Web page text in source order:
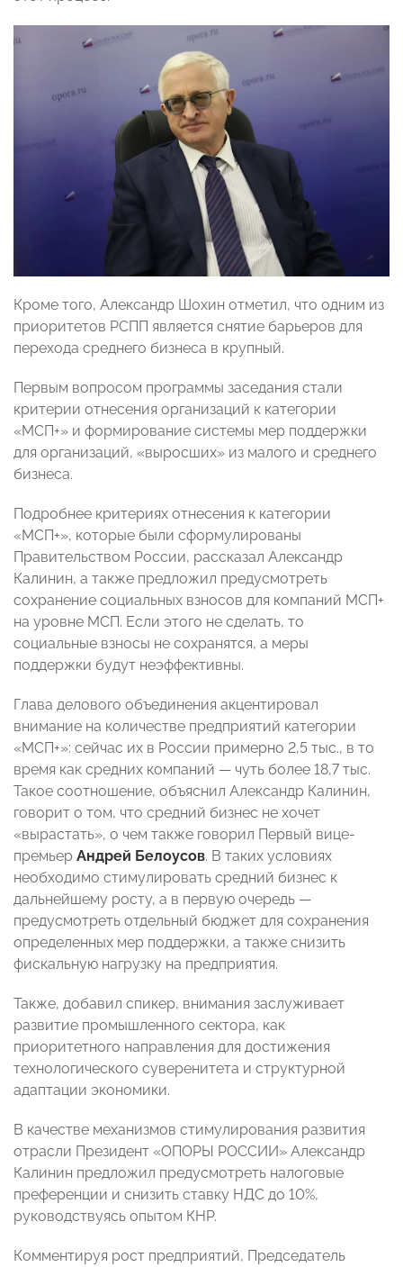
Кроме того, Александр Шохин отметил, что одним из
приоритетов РСПП является снятие барьеров для
перехода среднего бизнеса в крупный.
Первым вопросом программы заседания стали
критерии отнесения организаций к категории
«МСП+» и формирование системы мер поддержки
для организаций, «выросших» из малого и среднего
бизнеса.
Подробнее критериях отнесения к категории
«МСП+», которые были сформулированы
Правительством России, рассказал Александр
Калинин, а также предложил предусмотреть
сохранение социальных взносов для компаний МСП+
на уровне МСП. Если этого не сделать, то
социальные взносы не сохранятся, а меры
поддержки будут неэффективны.
Глава делового объединения акцентировал
внимание на количестве предприятий категории
«МСП+»: сейчас их в России примерно 2,5 тыс., в то
время как средних компаний — чуть более 18,7 тыс.
Такое соотношение, объяснил Александр Калинин,
говорит о том, что средний бизнес не хочет
«вырастать», о чем также говорил Первый вице-
премьер Андрей Белоусов. В таких условиях
необходимо стимулировать средний бизнес к
дальнейшему росту, а в первую очередь —
предусмотреть отдельный бюджет для сохранения
определенных мер поддержки, а также снизить
фискальную нагрузку на предприятия.
Также, добавил спикер, внимания заслуживает
развитие промышленного сектора, как
приоритетного направления для достижения
технологического суверенитета и структурной
адаптации экономики.
В качестве механизмов стимулирования развития
отрасли Президент «ОПОРЫ РОССИИ» Александр
Калинин предложил предусмотреть налоговые
преференции и снизить ставку НДС до 10%,
руководствуясь опытом КНР.
Комментируя рост предприятий, Председатель